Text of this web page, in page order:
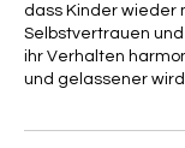
dass Kinder wieder
Selbstvertrauen
ihr Verhalten
und gelassener wird.